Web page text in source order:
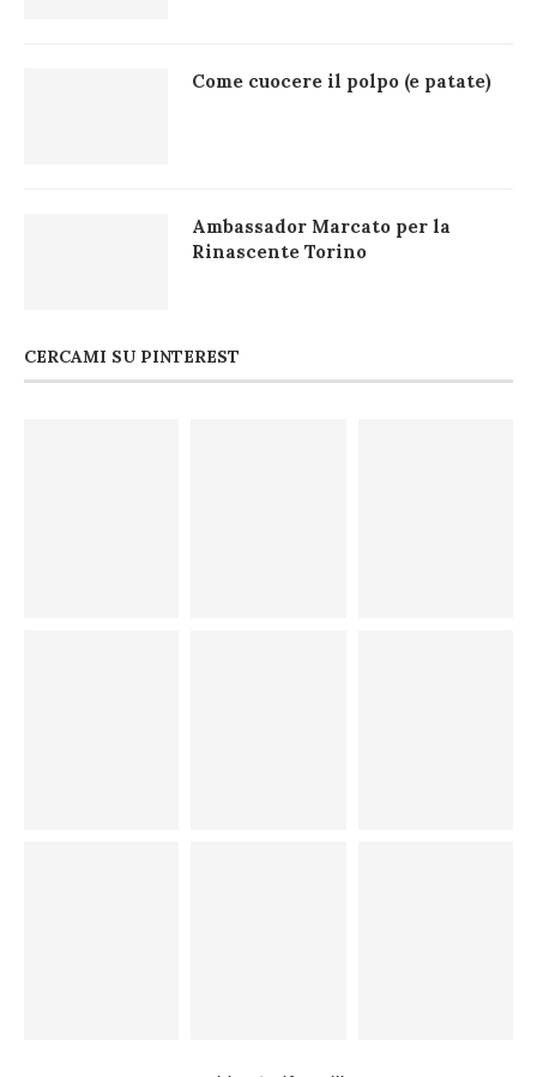
Come cuocere il polpo (e patate)
Ambassador Marcato per la
Rinascente Torino
CERCAMI SU PINTEREST